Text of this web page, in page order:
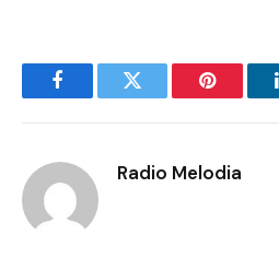
FacebookTwitter Pinterest
Radio Melodia